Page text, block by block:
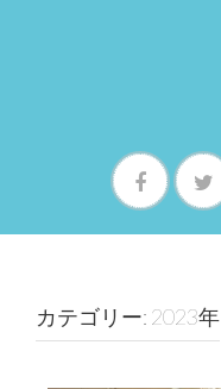
カテゴリー: 2023年